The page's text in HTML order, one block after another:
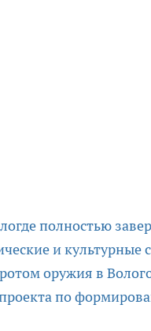
полностью
и культурные
оружия в
по